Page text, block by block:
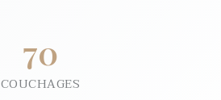
70
COUCHAGES